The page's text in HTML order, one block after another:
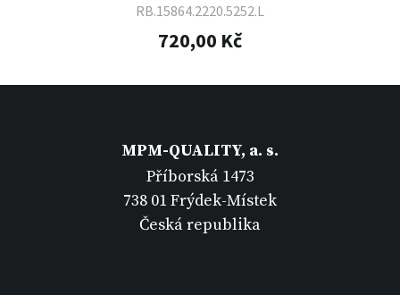
RB.15864.2220.5252.L
720,00 Kč
MPM-QUALITY, a. s.
Příborská 1473
738 01 Frýdek-Místek
Česká republika